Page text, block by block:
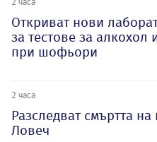
Откриват нови
за тестове за алкохол
при шофьори
2 часа
Разследват смъртта на
Ловеч